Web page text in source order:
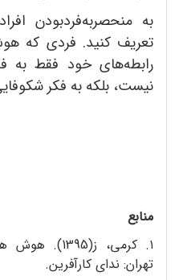
به منحصربه‌فرد‌بودن
تعریف کنید. فردی که
رابطه‌های خود فقط به
نیست، بلکه به فکر
منابع
۱. کرمی،
تهران: ندای کارآفرین.